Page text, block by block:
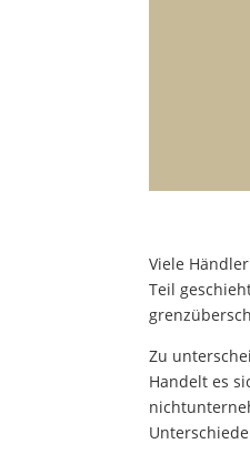
Viele
Teil
Zu
Handelt es